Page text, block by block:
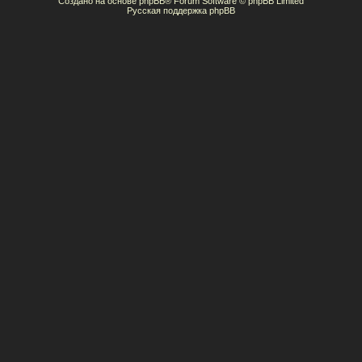
Русская поддержка phpBB